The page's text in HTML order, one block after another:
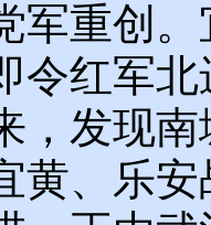
军重创
令红军
，发现
黄、乐